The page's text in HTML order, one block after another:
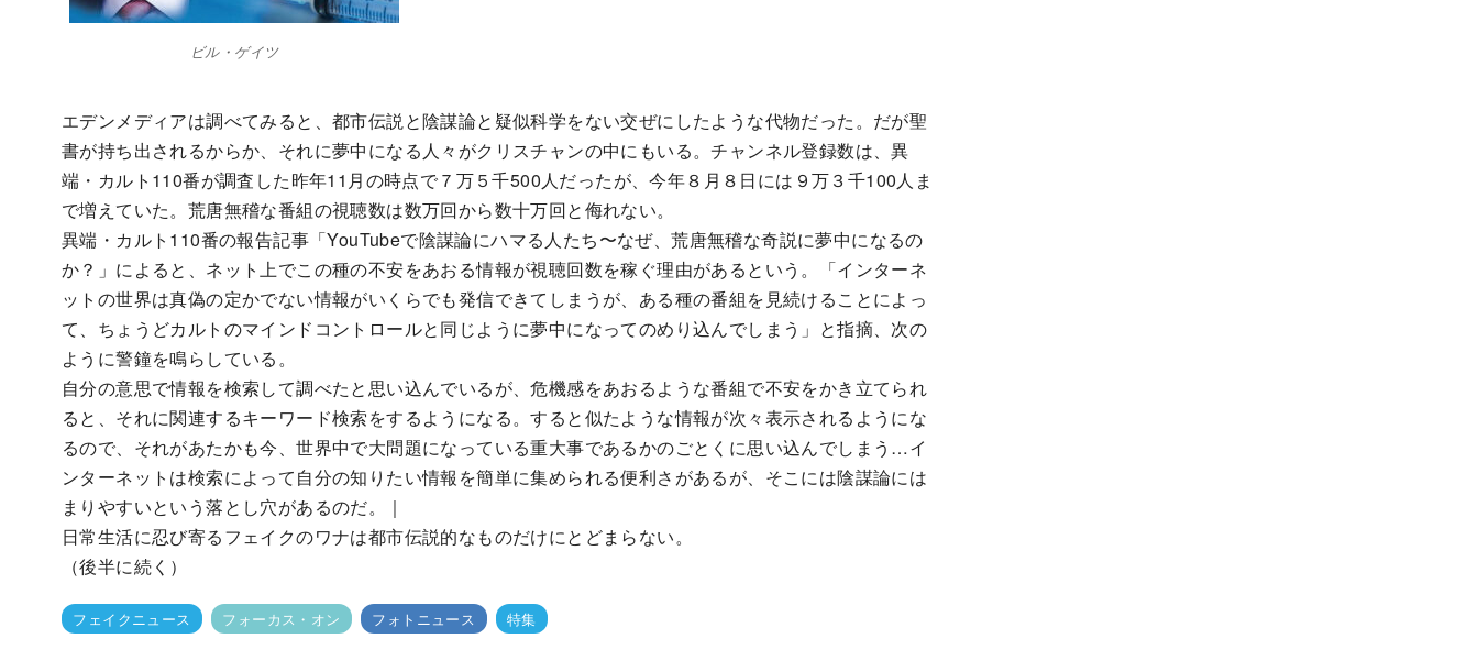
ビル・ゲイツ
エデンメディアは調べてみると、都市伝説と陰謀論と疑似科学をない交ぜにしたような代物だった。だが聖
書が持ち出されるからか、それに夢中になる人々がクリスチャンの中にもいる。チャンネル登録数は、異
端・カルト110番が調査した昨年11月の時点で７万５千500人だったが、今年８月８日には９万３千100人ま
で増えていた。荒唐無稽な番組の視聴数は数万回から数十万回と侮れない。
異端・カルト110番の報告記事「YouTubeで陰謀論にハマる人たち〜なぜ、荒唐無稽な奇説に夢中になるの
か？」によると、ネット上でこの種の不安をあおる情報が視聴回数を稼ぐ理由があるという。「インターネ
ットの世界は真偽の定かでない情報がいくらでも発信できてしまうが、ある種の番組を見続けることによっ
て、ちょうどカルトのマインドコントロールと同じように夢中になってのめり込んでしまう」と指摘、次の
ように警鐘を鳴らしている。
自分の意思で情報を検索して調べたと思い込んでいるが、危機感をあおるような番組で不安をかき立てられ
ると、それに関連するキーワード検索をするようになる。すると似たような情報が次々表示されるようにな
るので、それがあたかも今、世界中で大問題になっている重大事であるかのごとくに思い込んでしまう…イ
ンターネットは検索によって自分の知りたい情報を簡単に集められる便利さがあるが、そこには陰謀論には
まりやすいという落とし穴があるのだ。｜
日常生活に忍び寄るフェイクのワナは都市伝説的なものだけにとどまらない。
（後半に続く）
フェイクニュース フォーカス・オン フォトニュース 特集